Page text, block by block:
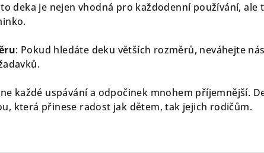
deka je nejen vhodná pro každodenní používání,
: Pokud hledáte deku větších rozměrů, neváhejte
každé uspávání a odpočinek mnohem příjemnější.
která přinese radost jak dětem, tak jejich rodičům.